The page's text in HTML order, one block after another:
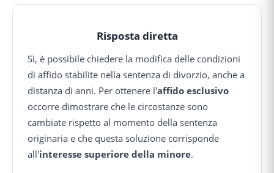
Risposta diretta
Sì, è possibile chiedere la modifica delle condizioni
di affido stabilite nella sentenza di divorzio, anche a
distanza di anni. Per ottenere l'affido esclusivo
occorre dimostrare che le circostanze sono
cambiate rispetto al momento della sentenza
originaria e che questa soluzione corrisponde
all'interesse superiore della minore.